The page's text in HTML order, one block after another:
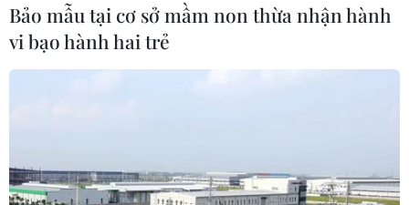
Bảo mẫu tại cơ sở mầm non thừa nhận hành
vi bạo hành hai trẻ